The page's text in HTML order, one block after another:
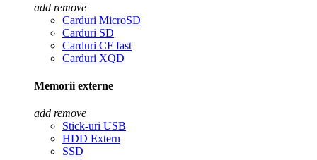
add remove
Carduri MicroSD
Carduri SD
Carduri CF fast
Carduri XQD
Memorii externe
add remove
Stick-uri USB
HDD Extern
SSD